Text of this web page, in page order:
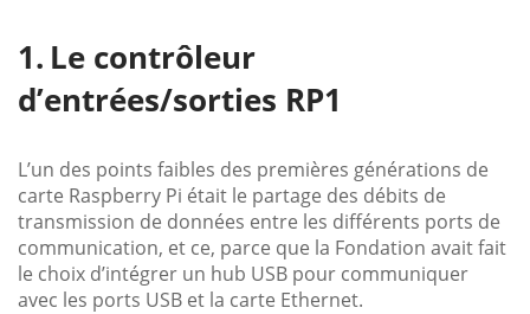
Le contrôleur
d’entrées/sorties RP1
L’un des points faibles des premières générations de
carte Raspberry Pi était le partage des débits de
transmission de données entre les différents ports de
communication, et ce, parce que la Fondation avait fait
le choix d’intégrer un hub USB pour communiquer
avec les ports USB et la carte Ethernet.